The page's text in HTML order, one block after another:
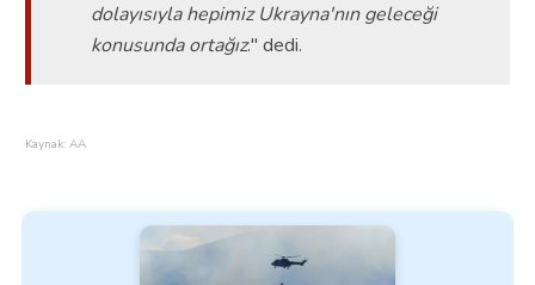
dolayısıyla hepimiz Ukrayna'nın geleceği
konusunda ortağız." dedi.
Kaynak: AA